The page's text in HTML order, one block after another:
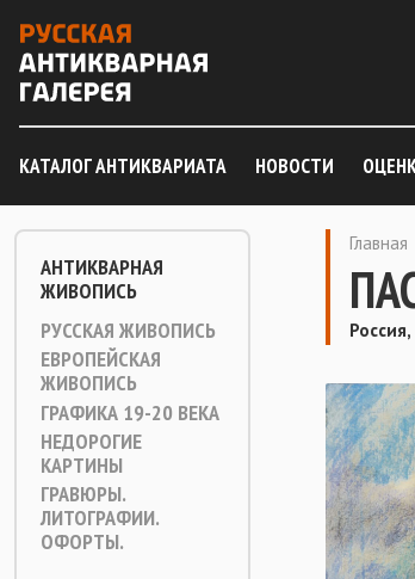
КАТАЛОГ АНТИКВАРИАТА НОВОСТИ
АНТИКВАРНАЯ
ЖИВОПИСЬ
РУССКАЯ ЖИВОПИСЬ
ЕВРОПЕЙСКАЯ
ЖИВОПИСЬ
ГРАФИКА 19-20 ВЕКА
НЕДОРОГИЕ
КАРТИНЫ
ГРАВЮРЫ.
ЛИТОГРАФИИ.
ОФОРТЫ.
Главная